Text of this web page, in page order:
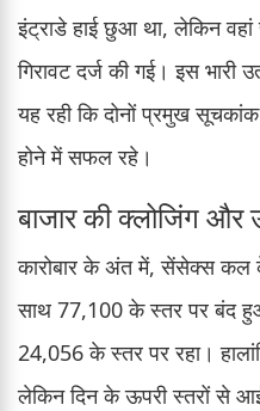
इंट्राडे हाई छुआ था, लेकिन
गिरावट दर्ज की गई। इस भारी
यह रही कि दोनों प्रमुख
होने में सफल रहे।
बाजार की क्लोजिंग और
कारोबार के अंत में, सेंसेक्स
साथ 77,100 के स्तर पर बंद
24,056 के स्तर पर रहा।
लेकिन दिन के ऊपरी स्तरों से